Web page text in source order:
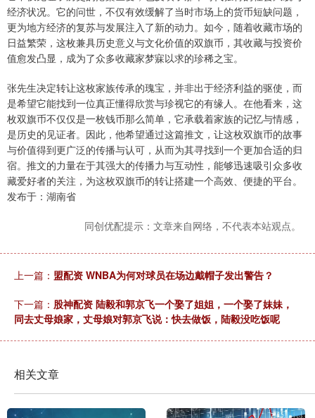
经济状况。它的问世，不仅有效缓解了当时市场上的货币短缺问题，
更为地方经济的复苏与发展注入了新的动力。如今，随着收藏市场的
日益繁荣，这枚兼具历史意义与文化价值的双旗币，其收藏与投资价
值愈发凸显，成为了众多收藏家梦寐以求的珍稀之宝。
张先生决定转让这枚家族传承的瑰宝，并非出于经济利益的驱使，而
是希望它能找到一位真正懂得欣赏与珍视它的有缘人。在他看来，这
枚双旗币不仅仅是一枚钱币那么简单，它承载着家族的记忆与情感，
是历史的见证者。因此，他希望通过这篇推文，让这枚双旗币的故事
与价值得到更广泛的传播与认可，从而为其寻找到一个更加合适的归
宿。推文的力量在于其强大的传播力与互动性，能够迅速吸引众多收
藏爱好者的关注，为这枚双旗币的转让搭建一个高效、便捷的平台。
发布于：湖南省
同创优配提示：文章来自网络，不代表本站观点。
上一篇： 盟配资 WNBA为何对球员在场边戴帽子发出警告？
下一篇： 股神配资 陆毅和郭京飞一个娶了姐姐，一个娶了妹妹，
同去丈母娘家，丈母娘对郭京飞说：快去做饭，陆毅没吃饭呢
相关文章